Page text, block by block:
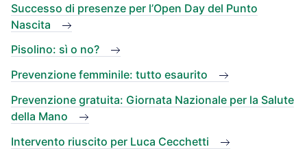
Successo di presenze per l’Open Day del Punto
Nascita
Pisolino: sì o no?
Prevenzione femminile: tutto esaurito
Prevenzione gratuita: Giornata Nazionale per la Salute
della Mano
Intervento riuscito per Luca Cecchetti